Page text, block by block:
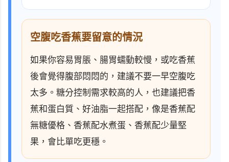
空腹吃香蕉要留意的情況
如果你容易胃脹、腸胃蠕動較慢，或吃香蕉
後會覺得腹部悶悶的，建議不要一早空腹吃
太多。糖分控制需求較高的人，也建議把香
蕉和蛋白質、好油脂一起搭配，像是香蕉配
無糖優格、香蕉配水煮蛋、香蕉配少量堅
果，會比單吃更穩。